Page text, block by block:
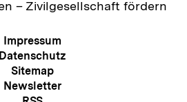
– Zivilgesellschaft fördern
Meta-
Navigation
Impressum
Datenschutz
Sitemap
Newsletter